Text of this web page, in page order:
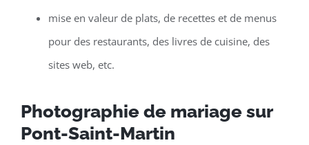
mise en valeur de plats, de recettes et de menus
pour des restaurants, des livres de cuisine, des
sites web, etc.
Photographie de mariage sur
Pont-Saint-Martin